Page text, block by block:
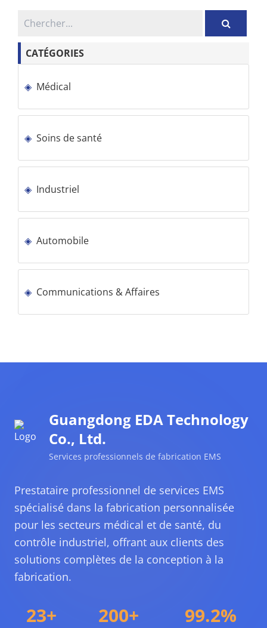
CATÉGORIES
Médical
Soins de santé
Industriel
Automobile
Communications & Affaires
Guangdong EDA Technology
Co., Ltd.
Services professionnels de fabrication EMS
Prestataire professionnel de services EMS
spécialisé dans la fabrication personnalisée
pour les secteurs médical et de santé, du
contrôle industriel, offrant aux clients des
solutions complètes de la conception à la
fabrication.
23+ 200+ 99.2%